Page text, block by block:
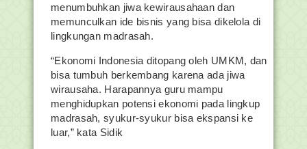
menumbuhkan jiwa kewirausahaan dan
memunculkan ide bisnis yang bisa dikelola di
lingkungan madrasah.
“Ekonomi Indonesia ditopang oleh UMKM, dan
bisa tumbuh berkembang karena ada jiwa
wirausaha. Harapannya guru mampu
menghidupkan potensi ekonomi pada lingkup
madrasah, syukur-syukur bisa ekspansi ke
luar,” kata Sidik